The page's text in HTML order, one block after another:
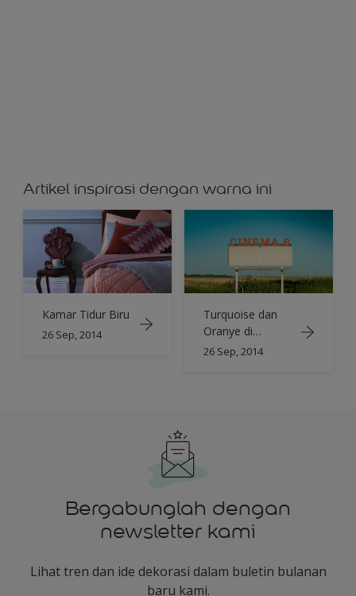
Artikel inspirasi dengan warna ini
Kamar Tidur Biru
26 Sep, 2014
Turquoise dan
Oranye di
Dekorasi Rumah
26 Sep, 2014
Bergabunglah dengan
newsletter kami
Lihat tren dan ide dekorasi dalam buletin bulanan
baru kami.